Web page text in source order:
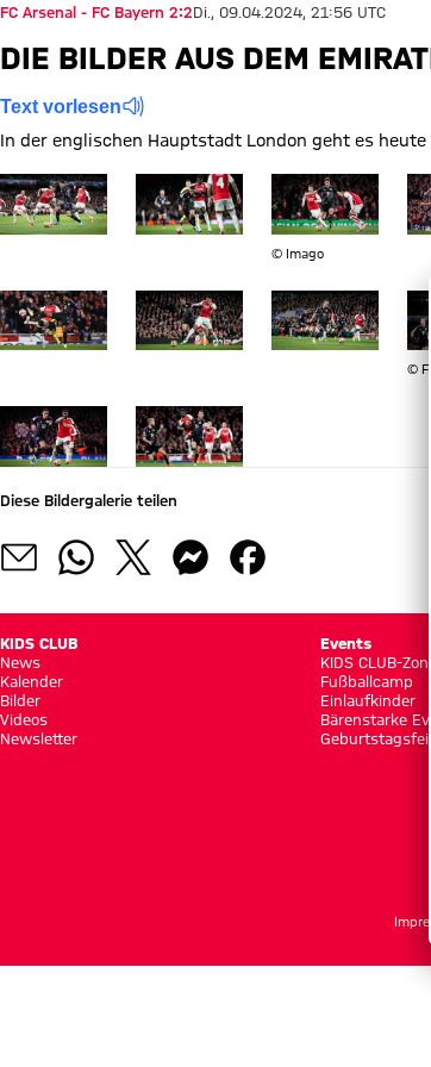
FC Arsenal - FC Bayern 2:2Di., 09.04.2024, 21:56 UTC
DIE BILDER AUS DEM
Text vorlesen
In der englischen Hauptstadt London geht es
Zeige in voller GrößeZeige in voller GrößeZeige in voller
© Imago
Zeige in voller GrößeZeige in voller GrößeZeige in voller Größe
©
Zeige in voller GrößeZeige in voller Größe
Diese Bildergalerie teilen
KIDS CLUB
News
Kalender
Bilder
Videos
Newsletter
Events
KIDS CLUB-Zone
Fußballcamp
Einlaufkinder
Bärenstarke